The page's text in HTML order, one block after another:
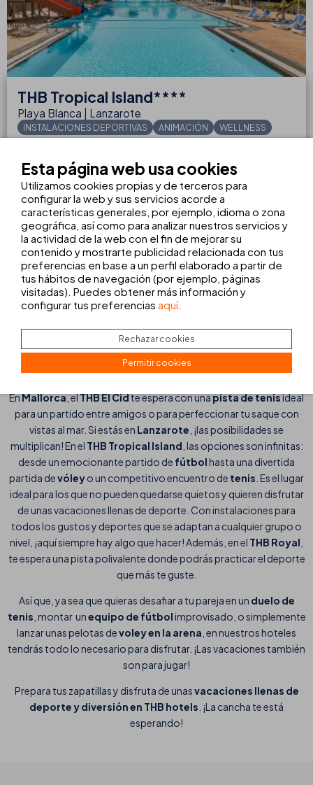
THB Tropical Island****
Playa Blanca | Lanzarote
INSTALACIONES DEPORTIVAS ANIMACIÓN WELLNESS
VER HOTEL
noche
RESERVAR
Desde tenis hasta fútbol y voley, ¡tú
eliges qué deporte practicar!
¿Te apetece un partidito de tenis al atardecer o quizás un
te faltarán opciones para quemar energía y pasarlo en grande en
nuestrascanchas deportivas. Te alojes enMallorca o
Lanzarote, encontrarás el deporte perfecto para ti.
EnMallorca, elTHB El Cidte espera con unapista de tenisideal
para un partido entre amigos o para perfeccionar tu saque con
vistas al mar. Si estás en Lanzarote , ¡las posibilidades se
multiplican! En el THB Tropical Island , las opciones son infinitas:
desde un emocionante partido de fútbolhasta una divertida
partida devóleyo un competitivo encuentro de tenis . Es el lugar
ideal para los que no pueden quedarse quietos y quieren disfrutar
de unas vacaciones llenas de deporte. Con instalaciones para
todos los gustos y deportes que se adaptan a cualquier grupo o
nivel, ¡aquí siempre hay algo que hacer! Además, en el THB Royal
te espera una pista polivalente donde podrás practicar el deporte
que más te guste.
Así que, ya sea que quieras desafiar a tu pareja en un duelo de
tenis , montar unequipo de fútbolimprovisado, o simplemente
lanzar unas pelotas devoley en la arena , en nuestros hoteles
tendrás todo lo necesario para disfrutar. ¡Las vacaciones también
son para jugar!
Prepara tus zapatillas y disfruta de unasvacaciones llenas de
deporte y diversión en THB hotels . ¡La cancha te está
esperando!
Esta página web usa cookies
Utilizamos cookies propias y de terceros para
configurar la web y sus servicios acorde a
características generales, por ejemplo, idioma o zona
geográfica, así como para analizar nuestros servicios y
la actividad de la web con el fin de mejorar su
contenido y mostrarte publicidad relacionada con tus
preferencias en base a un perfil elaborado a partir de
tus hábitos de navegación (por ejemplo, páginas
visitadas). Puedes obtener más información y
configurar tus preferencias aquí.
Rechazar cookies
Permitir cookies